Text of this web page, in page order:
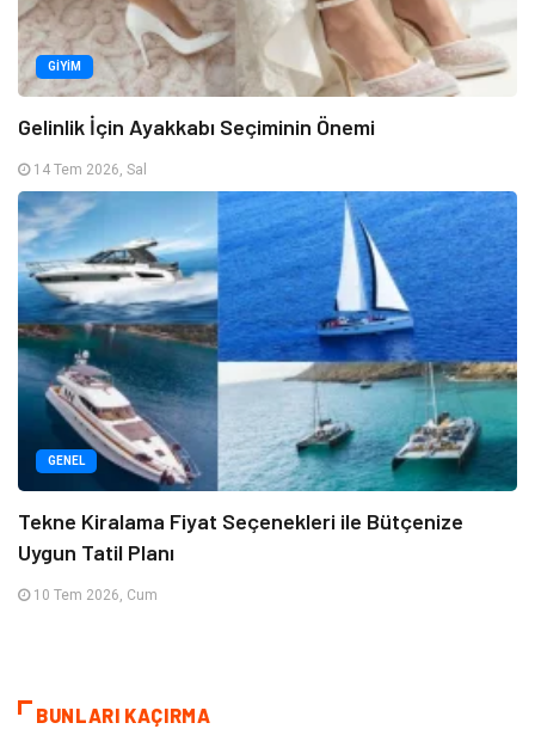
GIYIM
Gelinlik İçin Ayakkabı Seçiminin Önemi
14 Tem 2026, Sal
GENEL
Tekne Kiralama Fiyat Seçenekleri ile Bütçenize
Uygun Tatil Planı
10 Tem 2026, Cum
BUNLARI KAÇIRMA